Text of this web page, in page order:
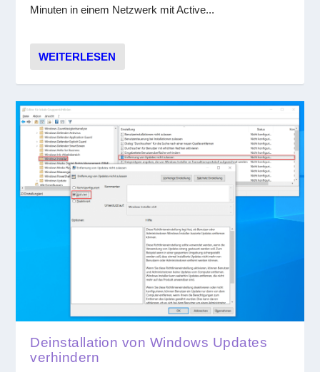
Minuten in einem Netzwerk mit Active...
WEITERLESEN
Deinstallation von Windows Updates
verhindern